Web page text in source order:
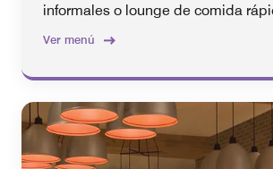
informales o lounge de comida
Ver menú